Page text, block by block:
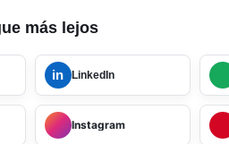
más lejos
in LinkedIn
Instagram